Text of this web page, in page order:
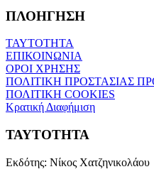
ΠΛΟΗΓΗΣΗ
ΤΑΥΤΟΤΗΤΑ
ΕΠΙΚΟΙΝΩΝΙΑ
ΟΡΟΙ ΧΡΗΣΗΣ
ΠΟΛΙΤΙΚΗ ΠΡΟΣΤΑΣΙΑΣ
ΠΟΛΙΤΙΚΗ COOKIES
Κρατική Διαφήμιση
ΤΑΥΤΟΤΗΤΑ
Εκδότης: Νίκος Χατζηνικολάου